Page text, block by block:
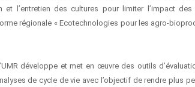
et l’entretien des cultures pour limiter l’impact
régionale « Ecotechnologies pour les agro-
développe et met en œuvre des outils
de cycle de vie avec l’objectif de rendre plus